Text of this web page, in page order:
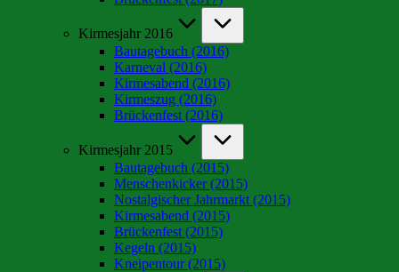
Kirmesjahr 2016
Bautagebuch (2016)
Karneval (2016)
Kirmesabend (2016)
Kirmeszug (2016)
Brückenfest (2016)
Kirmesjahr 2015
Bautagebuch (2015)
Menschenkicker (2015)
Nostalgischer Jahrmarkt (2015)
Kirmesabend (2015)
Brückenfest (2015)
Kegeln (2015)
Kneipentour (2015)